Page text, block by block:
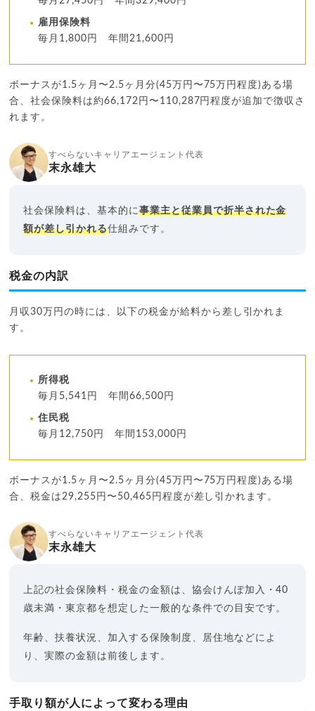
雇用保険料
毎月1,800円 年間21,600円
ボーナスが1.5ヶ月〜2.5ヶ月分(45万円〜75万円程度)ある場
合、社会保険料は約66,172円〜110,287円程度が追加で徴収さ
れます。
すべらないキャリアエージェント代表
末永雄大
社会保険料は、基本的に事業主と従業員で折半された金
額が差し引かれる仕組みです。
税金の内訳
月収30万円の時には、以下の税金が給料から差し引かれま
す。
所得税
毎月5,541円 年間66,500円
住民税
毎月12,750円 年間153,000円
ボーナスが1.5ヶ月〜2.5ヶ月分(45万円〜75万円程度)ある場
合、税金は29,255円〜50,465円程度が差し引かれます。
すべらないキャリアエージェント代表
末永雄大
上記の社会保険料・税金の金額は、協会けんぽ加入・40
歳未満・東京都を想定した一般的な条件での目安です。
年齢、扶養状況、加入する保険制度、居住地などによ
り、実際の金額は前後します。
手取り額が人によって変わる理由